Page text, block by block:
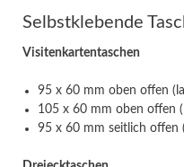
Selbstklebende
Visitenkartentaschen
95 x 60 mm oben offen
105 x 60 mm oben offen
95 x 60 mm seitlich offen